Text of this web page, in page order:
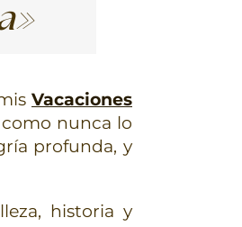
Vacaciones
como nunca lo
profunda, y
historia y